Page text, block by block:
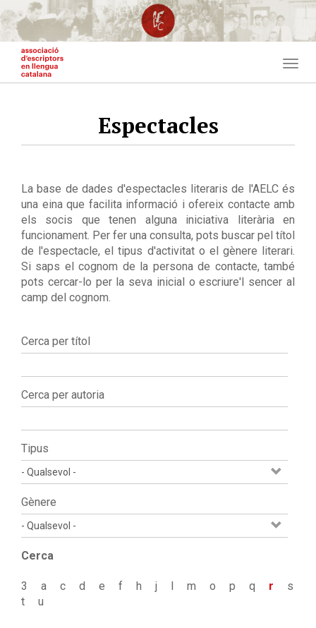
Vés
al
contingut
Espectacles
La base de dades d'espectacles literaris de l'AELC és
una eina que facilita informació i ofereix contacte amb
els socis que tenen alguna iniciativa literària en
funcionament. Per fer una consulta, pots buscar pel títol
de l'espectacle, el tipus d'activitat o el gènere literari.
Si saps el cognom de la persona de contacte, també
pots cercar-lo per la seva inicial o escriure'l sencer al
camp del cognom.
Cerca per títol
Cerca per autoria
Tipus
Gènere
Cerca
3 a c d e f h j l m o p q r
s
t
u